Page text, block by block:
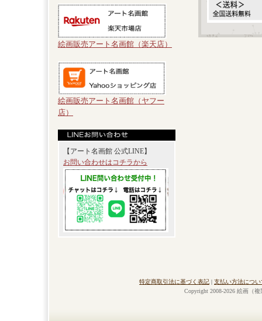
絵画販売アート名画館（楽天店）
絵画販売アート名画館（ヤフー
店）
【アート名画館 公式LINE】
お問い合わせはコチラから
特定商取引法に基づく表記 | 支払い方法につい
Copyright 2008-2026 絵画（